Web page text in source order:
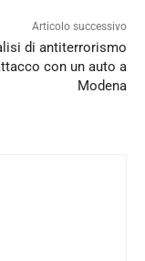
Articolo successivo
di antiterrorismo
con un auto a
Modena